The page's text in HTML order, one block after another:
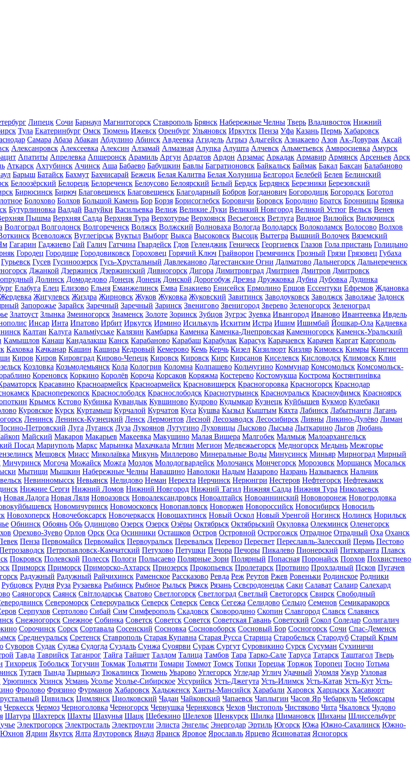
Липецк Сочи Барнаул Магнитогорск Ставрополь Брянск Набережные Челны Тверь Владивосток Нижний
Тула Екатеринбург Омск Тюмень Ижевск Оренбург Ульяновск Иркутск Пенза Уфа Казань Пермь Хабаровск
Самара Абаза Абакан Абдулино Абинск Авдеевка Агидель Агрыз Адыгейск Азнакаево Азов Ак-Довурак Аксай
Алексанровск Алексеевка Алексин Алзамай Алмазная Алупка Алушта Алчевск Альметьевск Амвросиевка Амурск
Апатиты Апрелевка Апшеронск Арамиль Аргун Ардатов Ардон Арзамас Аркадак Армавир Армянск Арсеньев Арск
Аткарск Ахтубинск Ачинск Аша Бабаево Бабушкин Бавлы Багратионовск Байкальск Баймак Бакал Баксан Балабаново
Барыш Батайск Бахмут Бахчисарай Бежецк Белая Калитва Белая Холуница Белгород Белебей Белев Белинский
Белоозёрский Белорецк Белореченск Белоусово Белоярский Белый Бердск Бердянск Березники Березовский
Бирюсинск Бирюч Благовещенск Благовещенск Благодарный Бобров Богданович Богородицк Богородск Боготол
Болохово Болхов Большой Камень Бор Борзя Борисоглебск Боровичи Боровск Бородино Братск Бронницы Брянка
Бутурлиновка Валдай Валуйки Васильевка Велиж Великие Луки Великий Новгород Великий Устюг Вельск Венев
Пышма Верхняя Салда Верхняя Тура Верхотурье Верхоянск Весьегонск Ветлуга Видное Вилюйск Вилючинск
Волгоград Волгодонск Волгореченск Волжск Волжский Волноваха Вологда Володарск Волоколамск Волосово Волхов
Всеволожск Вуглегірськ Вуктыл Выборг Выкса Высоковск Высоцк Вытегра Вышний Волочек Вяземский
Гагарин Гаджиево Гай Галич Гатчина Гвардейск Гдов Геленджик Геническ Георгиевск Глазов Гола пристань Голицыно
Городец Городище Городовиковск Гороховец Горячий Ключ Грайворон Гремячинск Грозный Грязи Грязовец Губаха
Гурьевск Гусев Гусиноозерск Гусь-Хрустальный Давлеканово Дагестанские Огни Далматово Дальнегорск Дальнереченск
Джанкой Дзержинск Дзержинский Дивногорск Дигора Димитровград Дмитриев Дмитров Дмитровск
Долинск Домодедово Донецк Донецк Донской Дорогобуж Дрезна Дружковка Дубна Дубовка Дудинка
Елабуга Елец Елизово Ельня Еманжелинск Емва Енакиево Енисейск Ермолино Ершов Ессентуки Ефремов Ждановка
Жердевка Жигулевск Жиздра Жирновск Жуков Жуковка Жуковский Завитинск Заводоуковск Заволжск Заволжье Задонск
Запорожье Зарайск Заречный Заречный Заринск Звенигово Звенигород Зверево Зеленогорск Зеленоград
Златоуст Злынка Змеиногорск Знаменск Золоте Зоринск Зубцов Зугрэс Зуевка Ивангород Иваново Ивантеевка Ивдель
Инсар Инта Ипатово Ирбит Иркутск Ирмино Исилькуль Искитим Истра Ишим Ишимбай Йошкар-Ола Кадиевка
Калтан Калуга Кальміуське Калязин Камбарка Каменка Каменка-Днепровская Каменногорск Каменск-Уральский
Камышлов Канаш Кандалакша Канск Карабаново Карабаш Карабулак Карасук Карачаевск Карачев Каргат Каргополь
Каховка Качканар Кашин Кашира Кедровый Кемерово Кемь Керчь Кизел Кизилюрт Кизляр Кимовск Кимры Кингисепп
Киров Киров Кировград Кирово-Чепецк Кировск Кировск Кирс Кирсанов Киселевск Кисловодск Климовск Клин
Козловка Козьмодемьянск Кола Кологрив Коломна Колпашево Кольчугино Коммунар Комсомольск Комсомольск-
Кореновск Коркино Королёв Короча Корсаков Коряжма Костерево Костомукша Кострома Костянтинівка
Красавино Красноармейск Красноармейск Красновишерск Красногоровка Красногорск Краснодар
Красноперекопск Краснослободск Краснослободск Краснотурьинск Красноуральск Красноуфимск Красноярск
Крымск Кстово Кубинка Кувандык Кувшиново Кудрово Кудымкар Кузнецк Куйбышев Кукмор Кулебаки
Куровское Курск Куртамыш Курчалой Курчатов Куса Кушва Кызыл Кыштым Кяхта Лабинск Лабытнанги Лагань
Ленинск Ленинск-Кузнецкий Ленск Лермонтов Лесной Лесозаводск Лесосибирск Ливны Ликино-Дулёво Лиман
Петровский Луга Луганск Луза Лукоянов Лутугино Луховицы Лысково Лысьва Лыткарино Льгов Любань
Майский Макаров Макарьев Макеевка Макушино Малая Вишера Малгобек Малмыж Малоархангельск
Посад Мариуполь Маркс Марьинка Махачкала Мглин Мегион Медвежьегорск Медногорск Медынь Межгорье
Мещовск Миасс Миколаївка Микунь Миллерово Минеральные Воды Минусинск Миньяр Мирноград Мирный
Мичуринск Могоча Можайск Можга Моздок Молодогвардейск Молочанск Мончегорск Морозовск Моршанск Мосальск
Мытищи Мышкин Набережные Челны Навашино Наволоки Надым Назарово Назрань Называевск Нальчик
Невинномысск Невьянск Нелидово Неман Нерехта Нерчинск Нерюнгри Нестеров Нефтегорск Нефтекамск
Нижние Серги Нижний Ломов Нижний Новгород Нижний Тагил Нижняя Салда Нижняя Тура Николаевск
Новая Ладога Новая Ляля Новоазовск Новоалександровск Новоалтайск Новоаннинский Нововоронеж Новогродовка
Новомичуринск Новомосковск Новопавловск Новоржев Новороссийск Новосибирск Новосиль
Новохоперск Новочебоксарск Новочеркасск Новошахтинск Новый Оскол Новый Уренгой Ногинск Нолинск Норильск
Обнинск Обоянь Обь Одинцово Озерск Озерск Озёры Октябрьск Октябрьский Окуловка Олекминск Оленегорск
Орехово-Зуево Орлов Орск Оса Осинники Осташков Остров Островной Острогожск Отрадное Отрадный Оха Оханск
Пенза Первомайск Первомайск Первоуральск Перевальск Перевоз Пересвет Переславль-Залесский Пермь Пестово
Петропавловск-Камчатский Петухово Петушки Печора Печоры Пикалево Пионерский Питкяранта Плавск
Покровск Полевской Полесск Пологи Полысаево Полярные Зори Полярный Попасная Поронайск Порхов Похвистнево
Приморск Приморск Приморско-Ахтарск Приозерск Прокопьевск Пролетарск Протвино Прохладный Псков Пугачев
Радужный Радужный Райчихинск Раменское Рассказово Ревда Реж Реутов Ржев Ровеньки Родинское Родники
Рубцовск Рудня Руза Рузаевка Рыбинск Рыбное Рыльск Ряжск Рязань Сєвєродонецьк Саки Салават Салаир Салехард
Саяногорск Саянск Світлодарськ Сватово Светлогорск Светлоград Светлый Светогорск Свирск Свободный
Североморск Североуральск Северск Северск Севск Сегежа Селидово Сельцо Семенов Семикаракорск
Серпухов Сертолово Сибай Сим Симферополь Скадовск Сковородино Скопин Славгород Славск Славянск
Снежногорск Снежное Собинка Советск Советск Советск Советская Гавань Советский Сокол Соледар Солигалич
Сорочинск Сорск Сортавала Сосенский Сосновка Сосновоборск Сосновый Бор Сосногорск Сочи Спас-Деменск
Среднеуральск Сретенск Ставрополь Старая Купавна Старая Русса Старица Старобельск Стародуб Старый Крым
Суворов Судак Суджа Судогда Суздаль Сунжа Суоярви Сураж Сургут Суровикино Сурск Сусуман Сухиничи
Тавда Таврийск Таганрог Тайга Тайшет Талдом Талица Тамбов Тара Тарко-Сале Таруса Татарск Таштагол Тверь
Тихорецк Тобольск Тогучин Токмак Тольятти Томари Томмот Томск Топки Торецьк Торжок Торопец Тосно Тотьма
Тутаев Тында Тырныауз Тюкалинск Тюмень Уварово Углегорск Угледар Углич Удачный Удомля Ужур Узловая
Урюпинск Усинск Усмань Усолье Усолье-Сибирское Уссурийск Усть-Джегута Усть-Илимск Усть-Катав Усть-Кут Усть-
Фролово Фрязино Фурманов Хабаровск Хадыженск Ханты-Мансийск Харабали Харовск Харцызск Хасавюрт
Цивильск Цимлянск Циолковский Чадан Чайковский Чапаевск Чаплыгин Часов Яр Чебаркуль Чебоксары
Черкесск Чермоз Черноголовка Черногорск Чернушка Черняховск Чехов Чистополь Чистяково Чита Чкаловск Чудово
Шатура Шахтерск Шахты Шахунья Шацк Шебекино Шелехов Шенкурск Шилка Шимановск Шиханы Шлиссельбург
Электрогорск Электросталь Электроугли Элиста Энгельс Энергодар Эртиль Югорск Южа Южно-Сахалинск Южно-
Юхнов Ядрин Якутск Ялта Ялуторовск Янаул Яранск Яровое Ярославль Ярцево Ясиноватая Ясногорск